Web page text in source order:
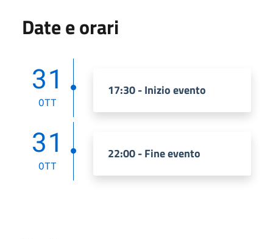
Date e orari
31
OTT
17:30 - Inizio evento
31
OTT
22:00 - Fine evento